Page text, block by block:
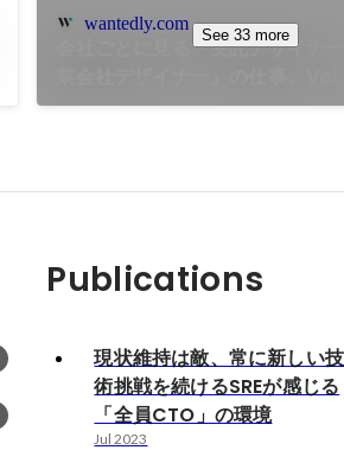
wantedly.com
会社ごとに見る『受託デザイナー
See 33 more
Publications
現状維持は敵、常に新しい技
術挑戦を続けるSREが感じる
「全員CTO」の環境
Jul 2023